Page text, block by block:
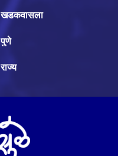
खडकवासला
पुणे
राज्य